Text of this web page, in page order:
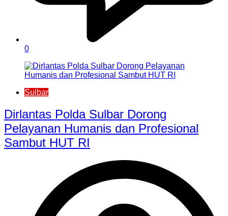
0
Sulbar
Dirlantas Polda Sulbar Dorong
Pelayanan Humanis dan Profesional
Sambut HUT RI